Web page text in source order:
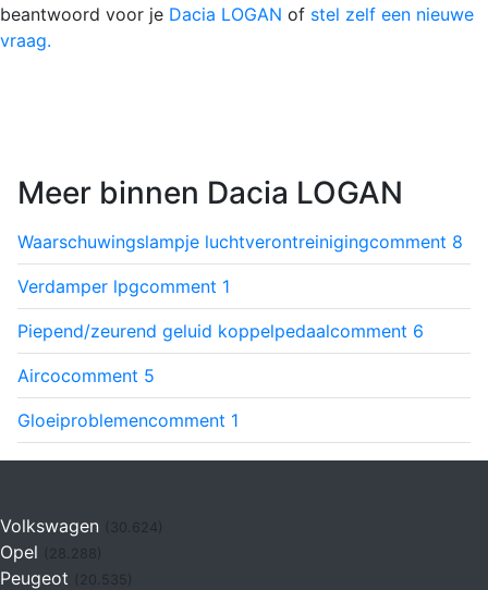
beantwoord voor je Dacia LOGAN of stel zelf een nieuwe
vraag.
Meer binnen Dacia LOGAN
Waarschuwingslampje luchtverontreinigingcomment 8
Verdamper lpgcomment 1
Piepend/zeurend geluid koppelpedaalcomment 6
Aircocomment 5
Gloeiproblemencomment 1
Volkswagen (30.624)
Opel
Peugeot